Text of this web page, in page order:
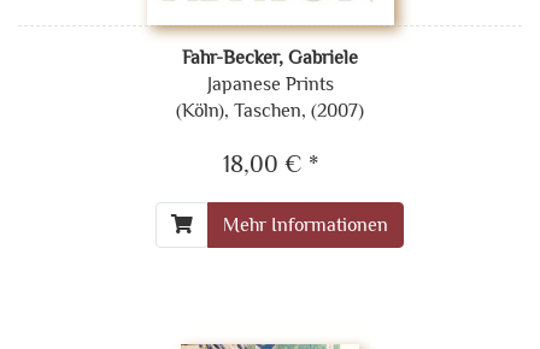
Fahr-Becker, Gabriele
Japanese Prints
(Köln), Taschen, (2007)
18,00 € *
Mehr Informationen